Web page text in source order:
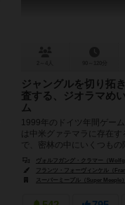
ジャングルを切り拓
査する、ジオラマめ
ム
1999年のドイツ年間ゲー
は中米グァテマラに存在
で、密林の中にいくつもの
神殿が屹立する場所です。
ヴォルフガング・クラマー（
フランツ・フォーヴィンケル（
スーパーミープル（Super Meeple）